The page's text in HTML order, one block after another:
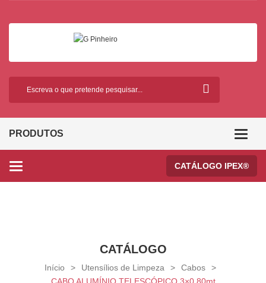
PRODUTOS
Categories CATÁLOGO IPEX®
CATÁLOGO
Início > Utensílios de Limpeza > Cabos
>